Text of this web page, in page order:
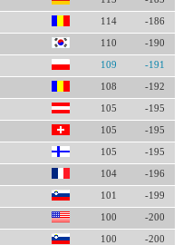
114 -186
110 -190
109 -191
108 -192
105 -195
105 -195
105 -195
104 -196
101 -199
100 -200
100 -200